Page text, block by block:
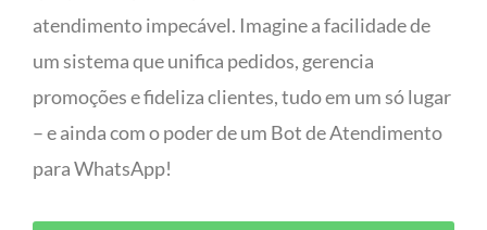
atendimento impecável. Imagine a facilidade de
um sistema que unifica pedidos, gerencia
promoções e fideliza clientes, tudo em um só lugar
– e ainda com o poder de um Bot de Atendimento
para WhatsApp!